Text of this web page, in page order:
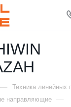
— Техника линейных
направляющие —